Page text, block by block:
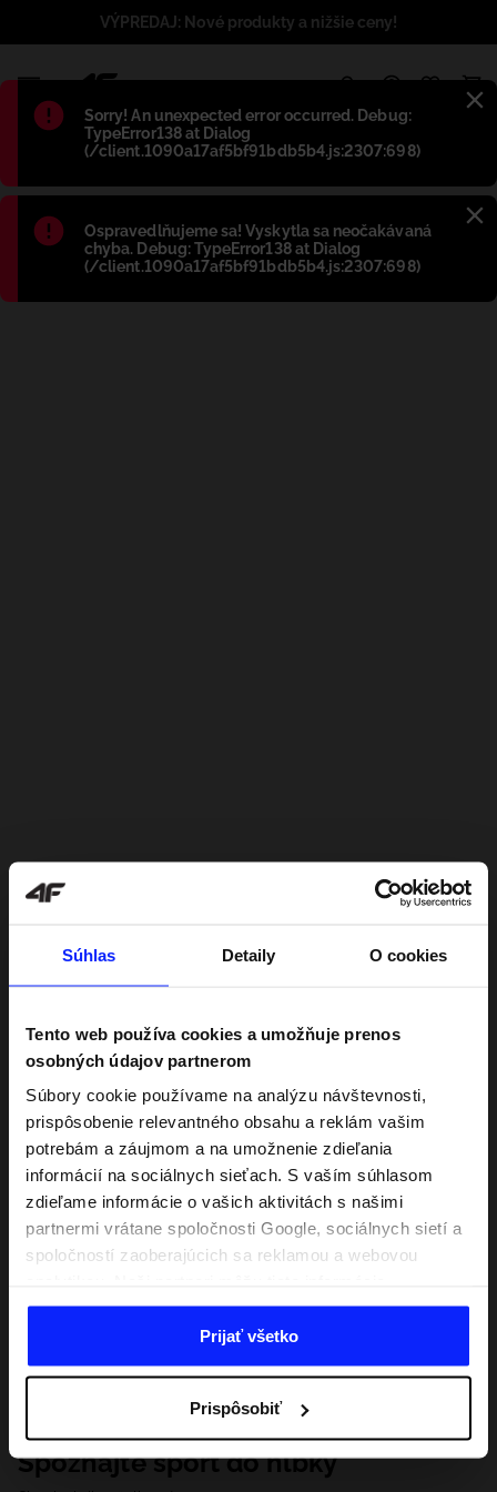
Súhlas Detaily O cookies
Tento web používa cookies a umožňuje prenos
osobných údajov partnerom
Súbory cookie používame na analýzu návštevnosti,
prispôsobenie relevantného obsahu a reklám vašim
potrebám a záujmom a na umožnenie zdieľania
informácií na sociálnych sieťach. S vaším súhlasom
zdieľame informácie o vašich aktivitách s našimi
partnermi vrátane spoločnosti Google, sociálnych sietí a
spoločností zaoberajúcich sa reklamou a webovou
kombinovať s inými, ktoré poskytnete mimo tejto
webovej stránky, ako aj s údajmi, ktoré získajú v
dôsledku vášho používania ich služieb. S vaším
našim partnerom, aby sme zacielili a zlepšili spôsob
zobrazovania online reklamy, vykonali analytický
prieskum, upravili obsah a zlepšili riešenia ponúkané
Prijať všetko
Prispôsobiť
Błąd:
Sorry! An unexpected error occurred. Debug:
TypeError138 at Dialog
(/client.1090a17af5bf91bdb5b4.js:2307:698)
Błąd:
Ospravedlňujeme sa! Vyskytla sa neočakávaná
chyba. Debug: TypeError138 at Dialog
(/client.1090a17af5bf91bdb5b4.js:2307:698)
VÝPREDAJ: Nové produkty a nižšie ceny!
Spoznajte šport do hĺbky